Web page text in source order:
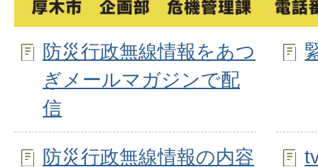
防災行政無線情報をあつ
ぎメールマガジンで配
信
防災行政無線情報の内容